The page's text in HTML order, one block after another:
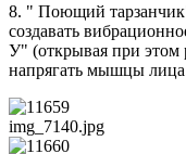
8. " Поющий
создавать
У" (открывая при этом
напрягать мышцы
img_7140.jpg